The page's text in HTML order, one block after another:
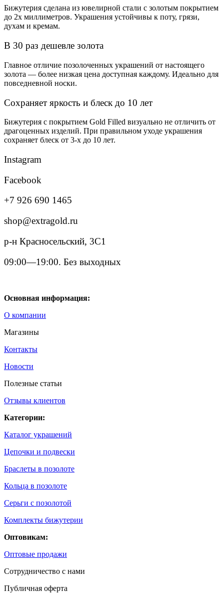
Бижутерия сделана из ювелирной стали с золотым покрытием
до 2х миллиметров. Украшения устойчивы к поту, грязи,
духам и кремам.
В 30 раз дешевле золота
Главное отличие позолоченных украшений от настоящего
золота — более низкая цена доступная каждому. Идеально для
повседневной носки.
Сохраняет яркость и блеск до 10 лет
Бижутерия с покрытием Gold Filled визуально не отличить от
драгоценных изделий. При правильном уходе украшения
сохраняет блеск от 3-х до 10 лет.
Instagram
Facebook
+7 926 690 1465
shop@extragold.ru
р-н Красносельский, 3С1
09:00—19:00. Без выходных
Основная информация:
О компании
Магазины
Контакты
Новости
Полезные статьи
Отзывы клиентов
Категории:
Каталог украшений
Цепочки и подвески
Браслеты в позолоте
Кольца в позолоте
Серьги с позолотой
Комплекты бижутерии
Оптовикам:
Оптовые продажи
Сотрудничество с нами
Публичная оферта